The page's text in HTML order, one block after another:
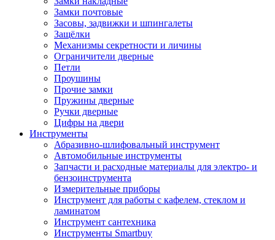
Замки почтовые
Засовы, задвижки и шпингалеты
Защёлки
Механизмы секретности и личины
Ограничители дверные
Петли
Проушины
Прочие замки
Пружины дверные
Ручки дверные
Цифры на двери
Инструменты
Абразивно-шлифовальный инструмент
Автомобильные инструменты
Запчасти и расходные материалы для электро- и
бензоинструмента
Измерительные приборы
Инструмент для работы с кафелем, стеклом и
ламинатом
Инструмент сантехника
Инструменты Smartbuy